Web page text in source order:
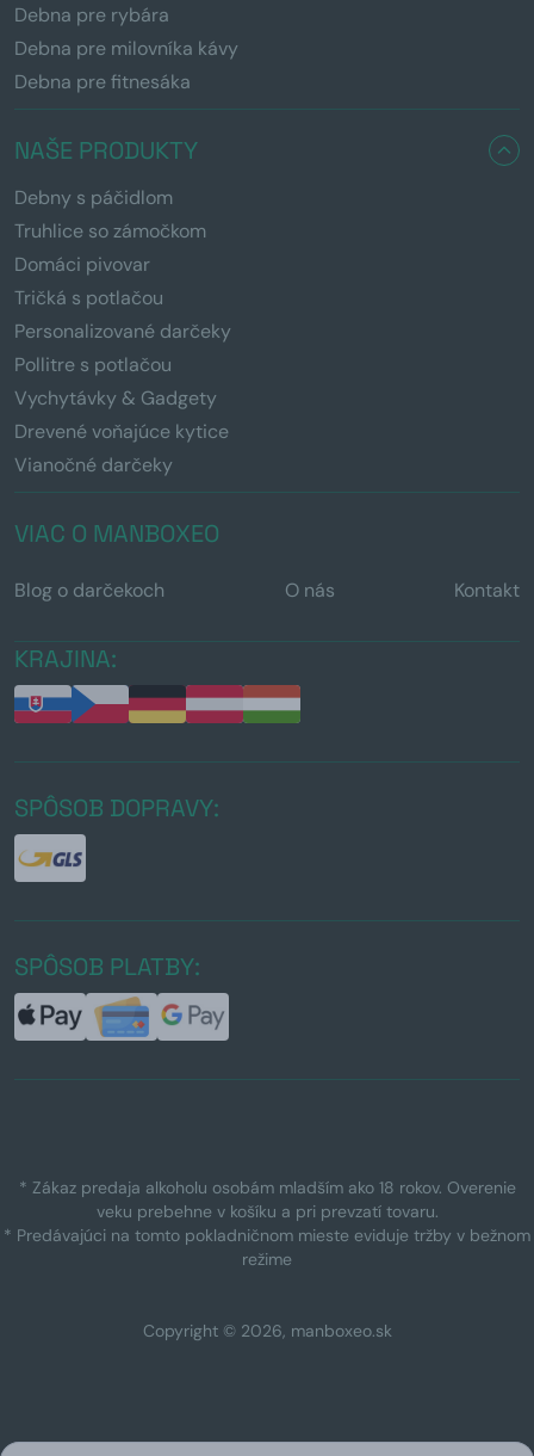
Debna pre rybára
Debna pre milovníka kávy
Debna pre fitnesáka
NAŠE PRODUKTY
Debny s páčidlom
Truhlice so zámočkom
Domáci pivovar
Tričká s potlačou
Personalizované darčeky
Pollitre s potlačou
Vychytávky & Gadgety
Drevené voňajúce kytice
Vianočné darčeky
VIAC O MANBOXEO
Blog o darčekoch O nás Kontakt
KRAJINA:
SPÔSOB DOPRAVY:
SPÔSOB PLATBY:
* Zákaz predaja alkoholu osobám mladším ako 18 rokov. Overenie
veku prebehne v košíku a pri prevzatí tovaru.
* Predávajúci na tomto pokladničnom mieste eviduje tržby v bežnom
režime
Copyright © 2026, manboxeo.sk